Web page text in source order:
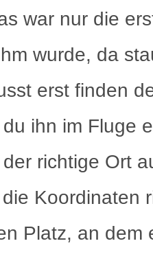
war nur die
wurde, da
erst finden
ihn im Fluge
richtige Ort
Koordinaten
Platz, an dem